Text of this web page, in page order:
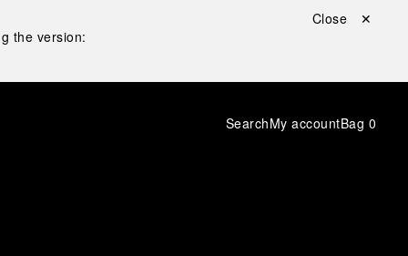
the version:
Close ✕
SearchMy accountBag 0